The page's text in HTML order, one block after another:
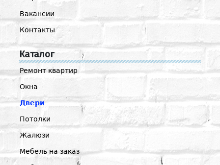
Вакансии
Контакты
Каталог
Ремонт квартир
Окна
Двери
Потолки
Жалюзи
Мебель на заказ